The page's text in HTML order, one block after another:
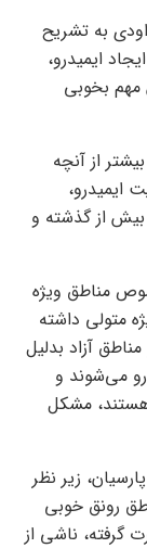
به تشریح
ایمیدرو،
مهم بخوبی
از آنچه
ایمیدرو،
از گذشته و
مناطق ویژه
متولی داشته
آزاد بدلیل
رو می‌شوند و
مشکل
زیر نظر
رونق خوبی
گرفته، ناشی از